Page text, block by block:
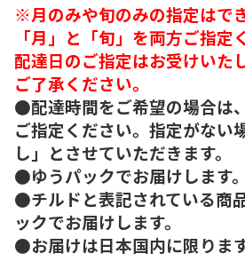
※月のみや旬のみの指定はで
「月」と「旬」を両方ご指定
配達日のご指定はお受けいた
ご了承ください。
●配達時間をご希望の場合は
ご指定ください。指定がない
し」とさせていただきます。
●ゆうパックでお届けします。
●チルドと表記されている商
ックでお届けします。
●お届けは日本国内に限ります